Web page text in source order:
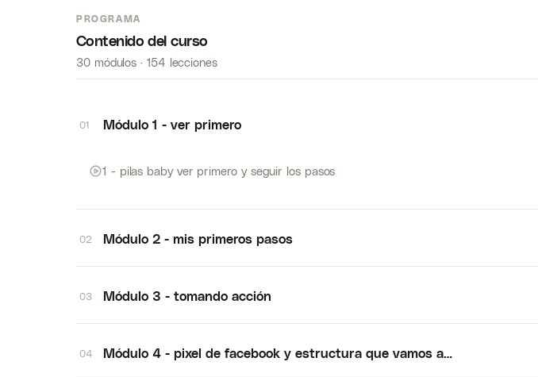
PROGRAMA
Contenido del curso
30 módulos · 154 lecciones
01 Módulo 1 - ver primero
1 - pilas baby ver primero y seguir los pasos
02 Módulo 2 - mis primeros pasos
03 Módulo 3 - tomando acción
04 Módulo 4 - pixel de facebook y estructura que vamos a utilizar